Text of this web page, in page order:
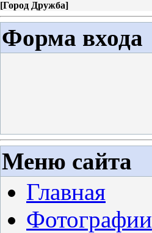
[Город Дружба]
Форма входа
Меню сайта
Главная
Фотографии